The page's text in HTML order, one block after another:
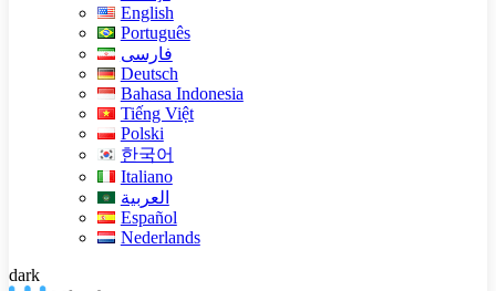
English
Português
فارسی
Deutsch
Bahasa Indonesia
Tiếng Việt
Polski
한국어
Italiano
العربية
Español
Nederlands
dark